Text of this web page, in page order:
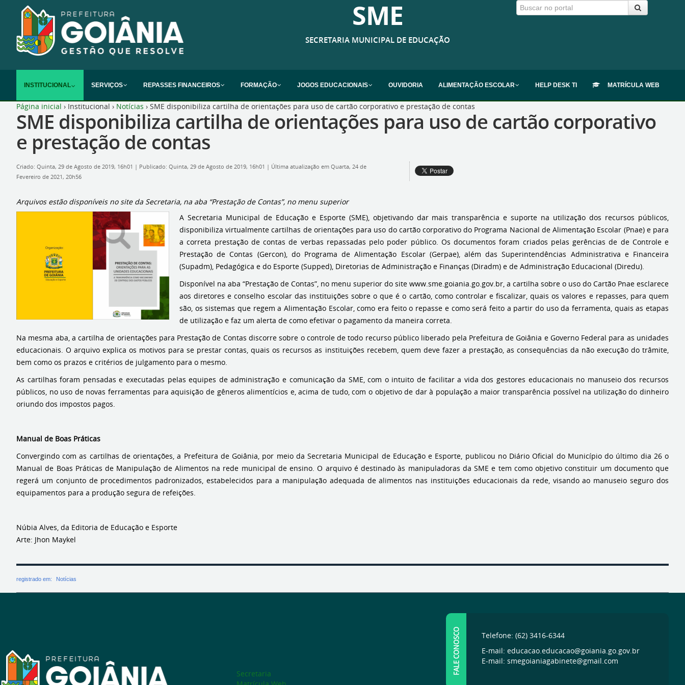
SME
SECRETARIA MUNICIPAL DE EDUCAÇÃO
INSTITUCIONAL SERVIÇOS REPASSES FINANCEIROS FORMAÇÃO JOGOS EDUCACIONAIS OUVIDORIA ALIMENTAÇÃO ESCOLAR HELP DESK TI MATRÍCULA WEB
Página inicial › Institucional › Notícias › SME disponibiliza cartilha de orientações para uso de cartão corporativo e prestação de contas
SME disponibiliza cartilha de orientações para uso de cartão corporativo
e prestação de contas
Criado: Quinta, 29 de Agosto de 2019, 16h01 | Publicado: Quinta, 29 de Agosto de 2019, 16h01 | Última atualização em Quarta, 24 de
Fevereiro de 2021, 20h56
Arquivos estão disponíveis no site da Secretaria, na aba “Prestação de Contas”, no menu superior
A Secretaria Municipal de Educação e Esporte (SME), objetivando dar mais transparência e suporte na utilização dos recursos públicos,
disponibiliza virtualmente cartilhas de orientações para uso do cartão corporativo do Programa Nacional de Alimentação Escolar (Pnae) e para
a correta prestação de contas de verbas repassadas pelo poder público. Os documentos foram criados pelas gerências de de Controle e
Prestação de Contas (Gercon), do Programa de Alimentação Escolar (Gerpae), além das Superintendências Administrativa e Financeira
(Supadm), Pedagógica e do Esporte (Supped), Diretorias de Administração e Finanças (Diradm) e de Administração Educacional (Diredu).
Disponível na aba “Prestação de Contas”, no menu superior do site www.sme.goiania.go.gov.br, a cartilha sobre o uso do Cartão Pnae esclarece
aos diretores e conselho escolar das instituições sobre o que é o cartão, como controlar e fiscalizar, quais os valores e repasses, para quem
são, os sistemas que regem a Alimentação Escolar, como era feito o repasse e como será feito a partir do uso da ferramenta, quais as etapas
de utilização e faz um alerta de como efetivar o pagamento da maneira correta.
Na mesma aba, a cartilha de orientações para Prestação de Contas discorre sobre o controle de todo recurso público liberado pela Prefeitura de Goiânia e Governo Federal para as unidades
educacionais. O arquivo explica os motivos para se prestar contas, quais os recursos as instituições recebem, quem deve fazer a prestação, as consequências da não execução do trâmite,
bem como os prazos e critérios de julgamento para o mesmo.
As cartilhas foram pensadas e executadas pelas equipes de administração e comunicação da SME, com o intuito de facilitar a vida dos gestores educacionais no manuseio dos recursos
públicos, no uso de novas ferramentas para aquisição de gêneros alimentícios e, acima de tudo, com o objetivo de dar à população a maior transparência possível na utilização do dinheiro
oriundo dos impostos pagos.
Manual de Boas Práticas
Convergindo com as cartilhas de orientações, a Prefeitura de Goiânia, por meio da Secretaria Municipal de Educação e Esporte, publicou no Diário Oficial do Município do último dia 26 o
Manual de Boas Práticas de Manipulação de Alimentos na rede municipal de ensino. O arquivo é destinado às manipuladoras da SME e tem como objetivo constituir um documento que
regerá um conjunto de procedimentos padronizados, estabelecidos para a manipulação adequada de alimentos nas instituições educacionais da rede, visando ao manuseio seguro dos
equipamentos para a produção segura de refeições.
Núbia Alves, da Editoria de Educação e Esporte
Arte: Jhon Maykel
registrado em: Notícias
Secretaria
FALE CONOSCO
Telefone: (62) 3416-6344
E-mail: educacao.educacao@goiania.go.gov.br
E-mail: smegoianiagabinete@gmail.com